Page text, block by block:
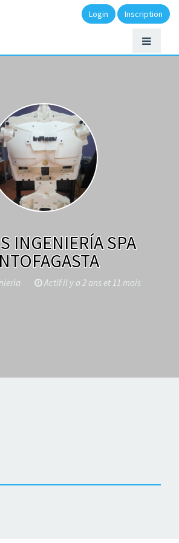
Login Inscription
INGENIERÍA SPA
Actif il y a 2 ans et 11 mois